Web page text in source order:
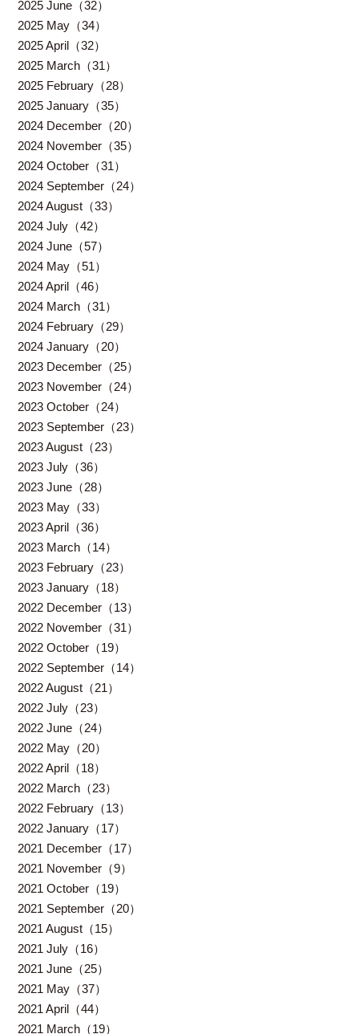
2025 June（32）
2025 May（34）
2025 April（32）
2025 March（31）
2025 February（28）
2025 January（35）
2024 December（20）
2024 November（35）
2024 October（31）
2024 September（24）
2024 August（33）
2024 July（42）
2024 June（57）
2024 May（51）
2024 April（46）
2024 March（31）
2024 February（29）
2024 January（20）
2023 December（25）
2023 November（24）
2023 October（24）
2023 September（23）
2023 August（23）
2023 July（36）
2023 June（28）
2023 May（33）
2023 April（36）
2023 March（14）
2023 February（23）
2023 January（18）
2022 December（13）
2022 November（31）
2022 October（19）
2022 September（14）
2022 August（21）
2022 July（23）
2022 June（24）
2022 May（20）
2022 April（18）
2022 March（23）
2022 February（13）
2022 January（17）
2021 December（17）
2021 November（9）
2021 October（19）
2021 September（20）
2021 August（15）
2021 July（16）
2021 June（25）
2021 May（37）
2021 April（44）
2021 March（19）